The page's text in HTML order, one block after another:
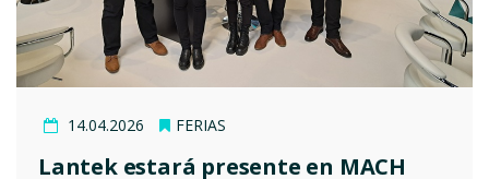
14.04.2026 FERIAS
Lantek estará presente en MACH